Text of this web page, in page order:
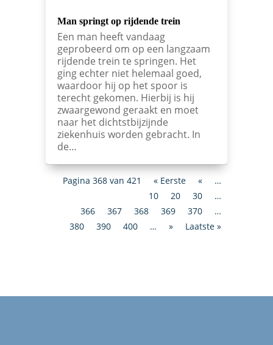
Man springt op rijdende trein
Een man heeft vandaag
geprobeerd om op een langzaam
rijdende trein te springen. Het
ging echter niet helemaal goed,
waardoor hij op het spoor is
terecht gekomen. Hierbij is hij
zwaargewond geraakt en moet
naar het dichtstbijzijnde
ziekenhuis worden gebracht. In
de…
Pagina 368 van 421 « Eerste «
…
10
20 30
…
366
367 368 369 370
…
380
390 400 … » Laatste »